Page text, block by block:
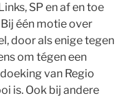
SP en af en toe
één motie over
door als enige tegen
om tégen een
van Regio
is. Ook bij andere